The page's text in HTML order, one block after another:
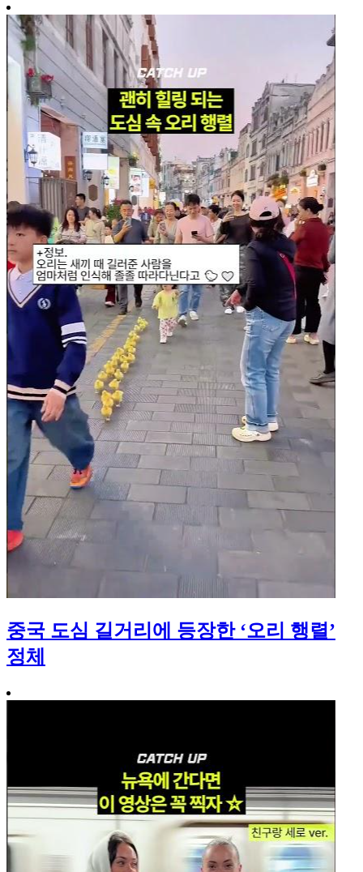
중국 도심 길거리에 등장한 ‘오리 행렬’
정체